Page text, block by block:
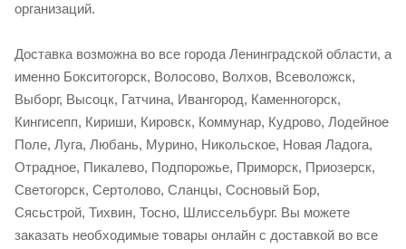
организаций.
Доставка возможна во все города Ленинградской области, а
именно Бокситогорск, Волосово, Волхов, Всеволожск,
Выборг, Высоцк, Гатчина, Ивангород, Каменногорск,
Кингисепп, Кириши, Кировск, Коммунар, Кудрово, Лодейное
Поле, Луга, Любань, Мурино, Никольское, Новая Ладога,
Отрадное, Пикалево, Подпорожье, Приморск, Приозерск,
Светогорск, Сертолово, Сланцы, Сосновый Бор,
Сясьстрой, Тихвин, Тосно, Шлиссельбург. Вы можете
заказать необходимые товары онлайн с доставкой во все